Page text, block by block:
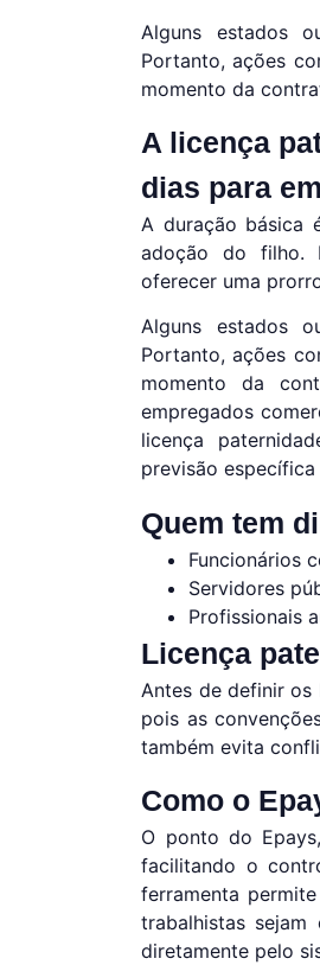
Alguns estados
Portanto, ações
momento da
A licença
dias para
A duração básica
adoção do filho.
oferecer uma
Alguns estados
Portanto, ações
momento da
empregados
licença
previsão
Quem tem
Funcionários
Servidores
Profissionais
Licença
Antes de definir os
pois as
também evita
Como o
O ponto do
facilitando o
ferramenta
trabalhistas
diretamente pelo